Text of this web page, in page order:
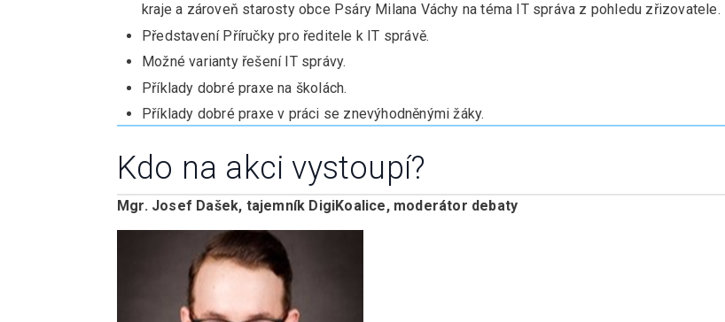
kraje a zároveň starosty obce Psáry Milana Váchy na téma IT správa z pohledu zřizovatele.
Představení Příručky pro ředitele k IT správě.
Možné varianty řešení IT správy.
Příklady dobré praxe na školách.
Příklady dobré praxe v práci se znevýhodněnými žáky.
Kdo na akci vystoupí?
Mgr. Josef Dašek, tajemník DigiKoalice, moderátor debaty